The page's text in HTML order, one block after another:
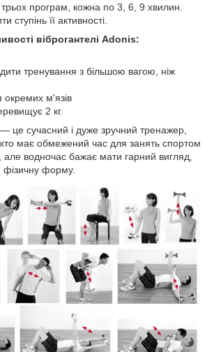
програм, кожна по 3, 6, 9 хвилин.
ступінь її активності.
віброгантелі Adonis:
тренування з більшою вагою, ніж
окремих м'язів
2 кг.
це сучасний і дуже зручний тренажер,
має обмежений час для занять спортом
водночас бажає мати гарний вигляд,
фізичну форму.